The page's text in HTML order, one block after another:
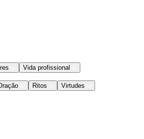
Vida profissional
Ritos Virtudes